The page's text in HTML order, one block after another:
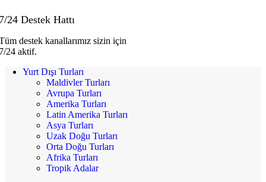
24 Destek Hattı
destek kanallarımız sizin için
24 aktif.
Yurt Dışı Turları
Maldivler Turları
Avrupa Turları
Amerika Turları
Latin Amerika Turları
Asya Turları
Uzak Doğu Turları
Orta Doğu Turları
Afrika Turları
Tropik Adalar